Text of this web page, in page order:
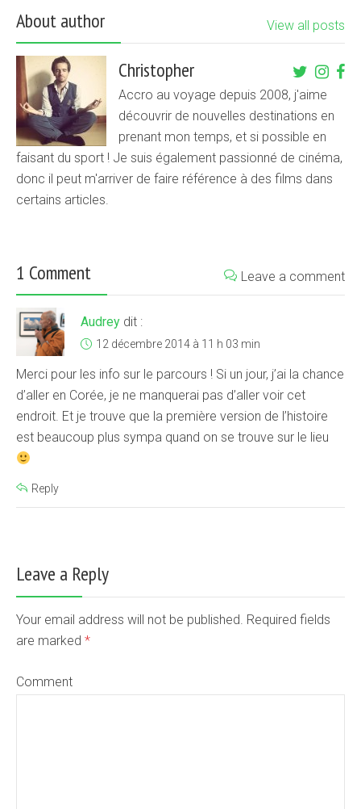
About author View all posts
Christopher
Accro au voyage depuis 2008, j'aime
découvrir de nouvelles destinations en
prenant mon temps, et si possible en
faisant du sport ! Je suis également passionné de cinéma,
donc il peut m'arriver de faire référence à des films dans
certains articles.
1 Comment Leave a comment
Audrey dit :
12 décembre 2014 à 11 h 03 min
Merci pour les info sur le parcours ! Si un jour, j’ai la chance
d’aller en Corée, je ne manquerai pas d’aller voir cet
endroit. Et je trouve que la première version de l’histoire
est beaucoup plus sympa quand on se trouve sur le lieu
Reply
Leave a Reply
Your email address will not be published. Required fields
are marked *
Comment